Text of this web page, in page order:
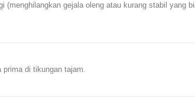
(menghilangkan gejala oleng atau kurang stabil yang
prima di tikungan tajam.